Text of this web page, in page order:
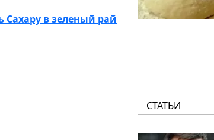
Сахару в зеленый рай
СТАТЬИ